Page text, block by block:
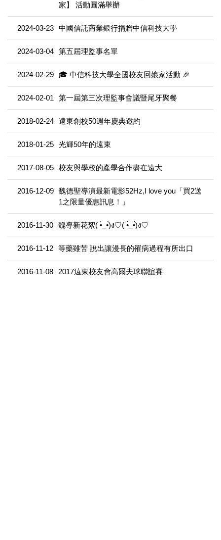
家】 活動圓滿舉辦
2024-03-23 中國信託商業銀行捐贈中信科技大學
2024-03-04 第五屆理監事名單
2024-02-29 🎓 中信科技大學全國校友回娘家活動 🎉
2024-02-01 第一屆第三次理監事會議暨尾牙聚餐
2018-02-24 遠東創校50週年慶典邀約
2018-01-25 光輝50年的遠東
2017-08-05 校友與學校的產學合作盡在遠大
2016-12-09 魏德聖導演最新電影52Hz,I love you「買2送
1之限量優惠訊息！」
2016-11-30 魏導新花絮( •̀_•́)ง♡( •̀_•́)ง♡
2016-11-12 等藥雖苦 說出讓漫長的罹病過程有所出口
2016-11-08 2017遠東校友會高爾夫球聯誼賽